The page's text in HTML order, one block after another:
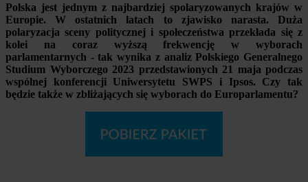
Polska jest jednym z najbardziej spolaryzowanych krajów w
Europie. W ostatnich latach to zjawisko narasta. Duża
polaryzacja sceny politycznej i społeczeństwa przekłada się z
kolei na coraz wyższą frekwencję w wyborach
parlamentarnych - tak wynika z analiz Polskiego Generalnego
Studium Wyborczego 2023 przedstawionych 21 maja podczas
wspólnej konferencji Uniwersytetu SWPS i Ipsos. Czy tak
będzie także w zbliżających się wyborach do Europarlamentu?